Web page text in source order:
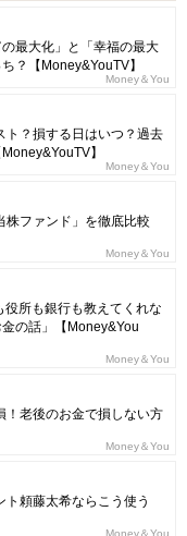
の最大化」と「幸福の最大
？【Money&YouTV】
Money＆You
ト？損する日はいつ？過去
】
Money＆You
株ファンド」を徹底比較
Money＆You
役所も銀行も教えてくれな
の話」【Money&You
Money＆You
老後のお金で損しない方
Money＆You
頼藤太希ならこう使う
Money＆You